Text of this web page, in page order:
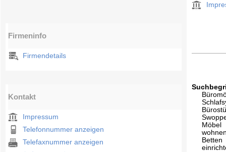
Firmeninfo
Firmendetails
Kontakt
Impressum
Telefonnummer anzeigen
Telefaxnummer anzeigen
Möbel
Betten